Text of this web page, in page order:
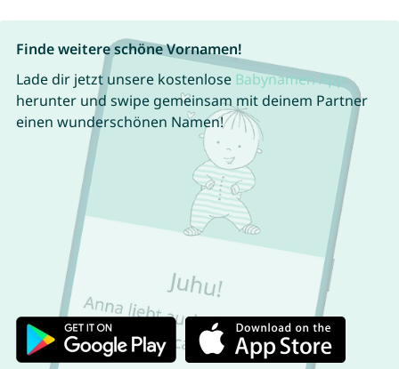
Finde weitere schöne Vornamen!
Lade dir jetzt unsere kostenlose Babynamen App
herunter und swipe gemeinsam mit deinem Partner
einen wunderschönen Namen!